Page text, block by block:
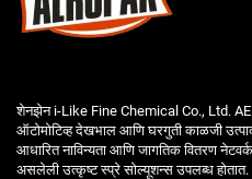
शेनझेन i-Like Fine Chemical Co., Ltd.
ऑटोमोटिव्ह देखभाल आणि घरगुती काळजी
आधारित नाविन्यता आणि जागतिक वितरण
असलेली उत्कृष्ट स्प्रे सोल्यूशन्स उपलब्ध